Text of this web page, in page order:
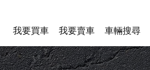
我要買車 我要賣車 車輛搜尋